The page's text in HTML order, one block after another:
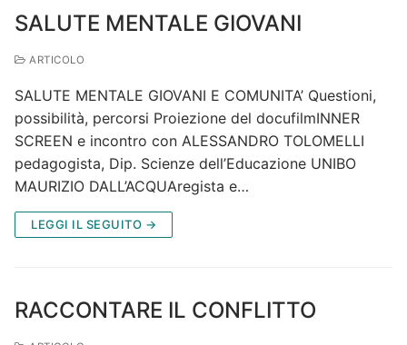
SALUTE MENTALE GIOVANI
ARTICOLO
SALUTE MENTALE GIOVANI E COMUNITA’ Questioni,
possibilità, percorsi Proiezione del docufilmINNER
SCREEN e incontro con ALESSANDRO TOLOMELLI
pedagogista, Dip. Scienze dell’Educazione UNIBO
MAURIZIO DALL’ACQUAregista e…
LEGGI IL SEGUITO →
RACCONTARE IL CONFLITTO